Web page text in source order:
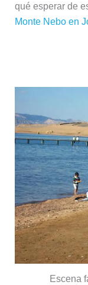
qué esperar de
Monte Nebo en
Escena